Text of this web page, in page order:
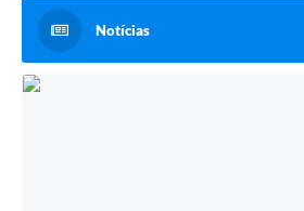
Notícias